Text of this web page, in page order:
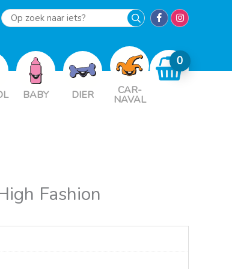
Op
iets?
BABY DIER CAR-
NAVAL
Fashion